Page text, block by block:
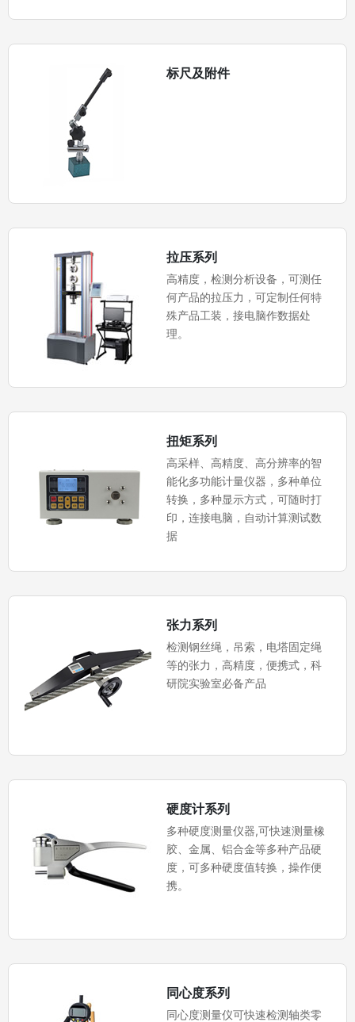
标尺及附件
拉压系列
高精度，检测分析设备，可测任
何产品的拉压力，可定制任何特
殊产品工装，接电脑作数据处
理。
扭矩系列
高采样、高精度、高分辨率的智
能化多功能计量仪器，多种单位
转换，多种显示方式，可随时打
印，连接电脑，自动计算测试数
据
张力系列
检测钢丝绳，吊索，电塔固定绳
等的张力，高精度，便携式，科
研院实验室必备产品
硬度计系列
多种硬度测量仪器,可快速测量橡
胶、金属、铝合金等多种产品硬
度，可多种硬度值转换，操作便
携。
同心度系列
同心度测量仪可快速检测轴类零